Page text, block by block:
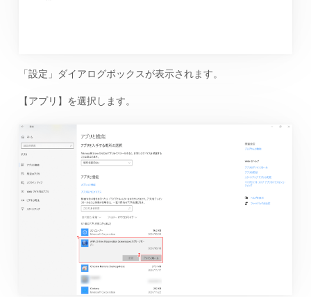
「設定」ダイアログボックスが表示されます。
【アプリ】を選択します。